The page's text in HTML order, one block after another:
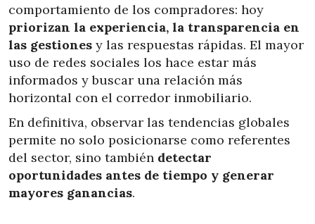
comportamiento de los compradores: hoy
priorizan la experiencia, la transparencia en
las gestiones y las respuestas rápidas. El mayor
uso de redes sociales los hace estar más
informados y buscar una relación más
horizontal con el corredor inmobiliario.
En definitiva, observar las tendencias globales
permite no solo posicionarse como referentes
del sector, sino también detectar
oportunidades antes de tiempo y generar
mayores ganancias.